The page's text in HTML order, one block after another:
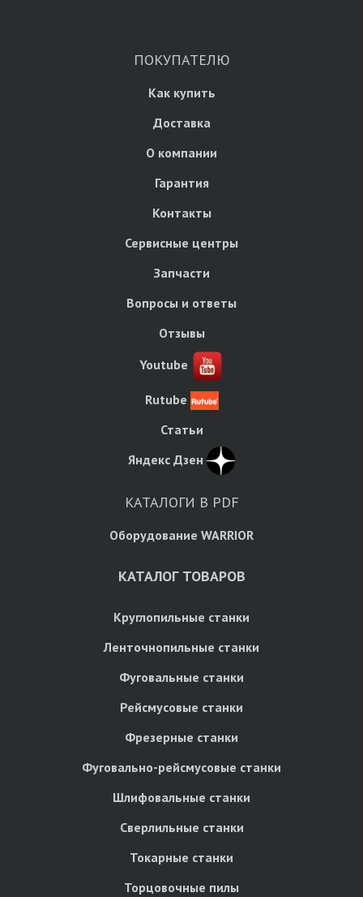
ПОКУПАТЕЛЮ
Как купить
Доставка
О компании
Гарантия
Контакты
Сервисные центры
Запчасти
Вопросы и ответы
Отзывы
Youtube
Rutube
Статьи
Яндекс Дзен
КАТАЛОГИ В PDF
Оборудование WARRIOR
КАТАЛОГ ТОВАРОВ
Круглопильные станки
Ленточнопильные станки
Фуговальные станки
Рейсмусовые станки
Фрезерные станки
Фуговально-рейсмусовые станки
Шлифовальные станки
Сверлильные станки
Токарные станки
Торцовочные пилы